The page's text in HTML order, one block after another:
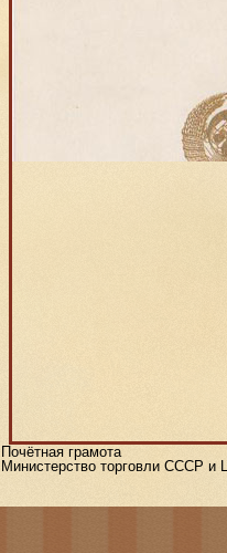
Почётная грамота
Министерство торговли СССР и